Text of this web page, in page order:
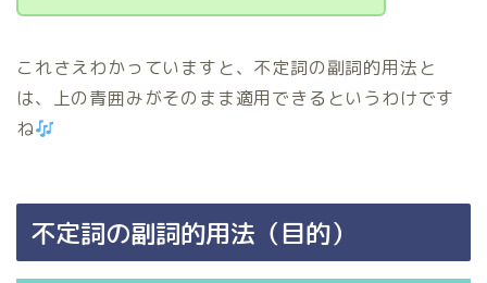
これさえわかっていますと、不定詞の副詞的用法と
は、上の青囲みがそのまま適用できるというわけです
ね
不定詞の副詞的用法（目的）